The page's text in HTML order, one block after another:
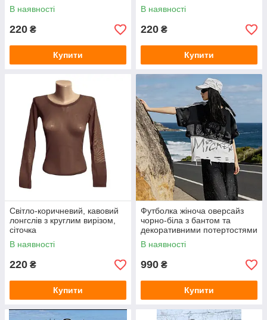
В наявності
220 ₴
Купити
В наявності
220 ₴
Купити
Світло-коричневий, кавовий
лонгслів з круглим вирізом,
сіточка
В наявності
220 ₴
Купити
Футболка жіноча оверсайз
чорно-біла з бантом та
декоративними потертостями
В наявності
990 ₴
Купити